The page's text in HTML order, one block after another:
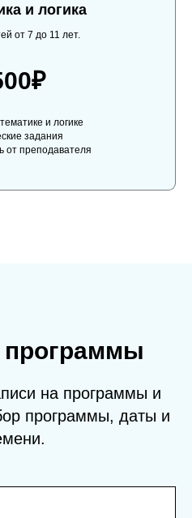
и логика
от 7 до 11 лет.
и логике
задания
от преподавателя
программы
на программы и
программы, даты и